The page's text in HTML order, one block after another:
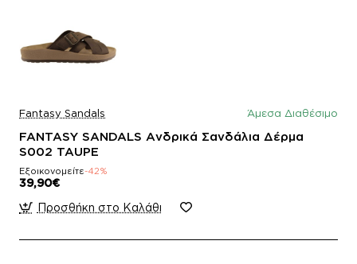
Fantasy Sandals Άμεσα Διαθέσιμο
FANTASY SANDALS Ανδρικά Σανδάλια Δέρμα
S002 TAUPE
Εξοικονομείτε-42%
39,90€
Προσθήκη στο Καλάθι